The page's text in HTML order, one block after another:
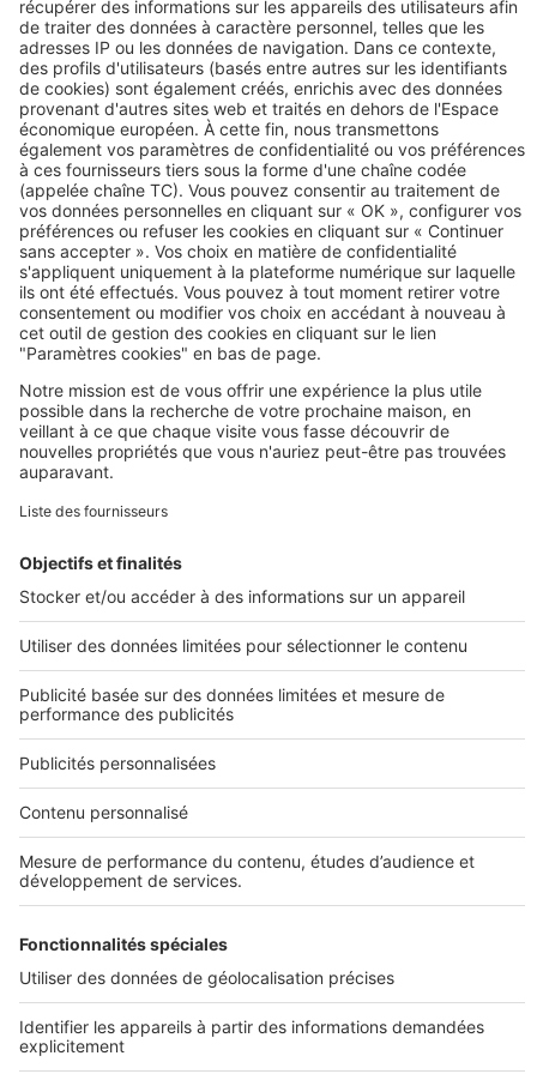
Image
Travaux
Pour (enfin) tout savoir sur la
rénovation de votre cuisine
Image
Travaux
Comment réaliser l'extension de
votre maison dans les règles de
l'art ?
Travaux
Les 5 étapes d'un projet de
rénovation
Prolonger ma recherche
Toutes nos annonces de construction
Projets de construction Maisons avec terrains
Terrains Maisons neuves
Infos pratiques
Sites du groupe SeLoger